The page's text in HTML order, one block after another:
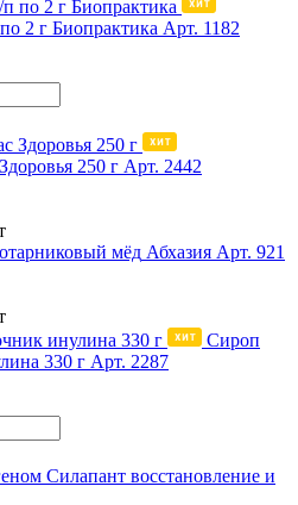
2 г Биопрактика Арт. 1182
250 г Арт. 2442
мёд Абхазия Арт. 921
Сироп
330 г Арт. 2287